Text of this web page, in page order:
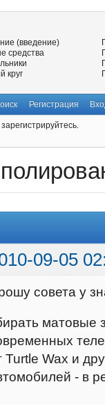
(введение)
средства
круг
Регистрация
09-05
совета у
матовые
Turtle Wax и
- в